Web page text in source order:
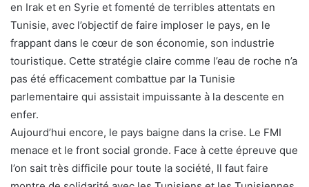
en Irak et en Syrie et fomenté de terribles attentats en
Tunisie, avec l’objectif de faire imploser le pays, en le
frappant dans le cœur de son économie, son industrie
touristique. Cette stratégie claire comme l’eau de roche n’a
pas été efficacement combattue par la Tunisie
parlementaire qui assistait impuissante à la descente en
enfer.
Aujourd’hui encore, le pays baigne dans la crise. Le FMI
menace et le front social gronde. Face à cette épreuve que
l’on sait très difficile pour toute la société, Il faut faire